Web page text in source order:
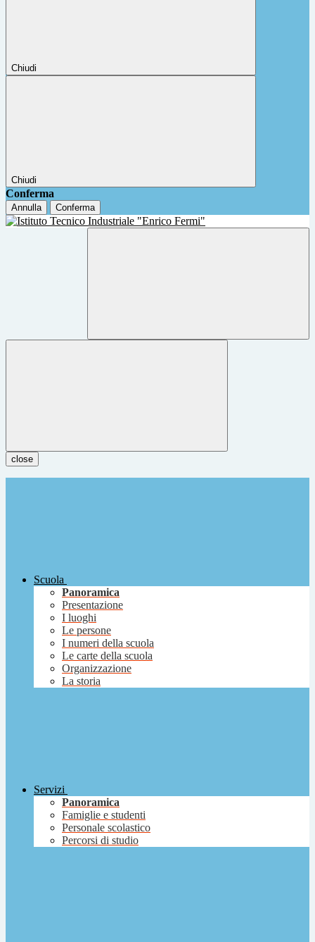
Chiudi
Chiudi
Conferma
Annulla Conferma
close
Scuola
Panoramica
Presentazione
I luoghi
Le persone
I numeri della scuola
Le carte della scuola
Organizzazione
La storia
Servizi
Panoramica
Famiglie e studenti
Personale scolastico
Percorsi di studio